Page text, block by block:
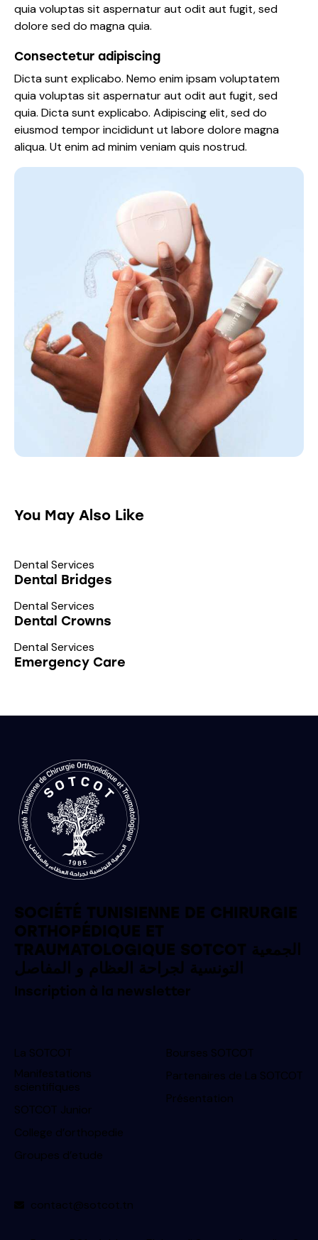
quia voluptas sit aspernatur aut odit aut fugit, sed
dolore sed do magna quia.
Consectetur adipiscing
Dicta sunt explicabo. Nemo enim ipsam voluptatem
quia voluptas sit aspernatur aut odit aut fugit, sed
quia. Dicta sunt explicabo. Adipiscing elit, sed do
eiusmod tempor incididunt ut labore dolore magna
aliqua. Ut enim ad minim veniam quis nostrud.
You May Also Like
Dental Services
Dental Bridges
Dental Services
Dental Crowns
Dental Services
Emergency Care
SOCIÉTÉ TUNISIENNE DE CHIRURGIE
ORTHOPÉDIQUE ET
TRAUMATOLOGIQUE SOTCOT الجمعية
التونسية لجراحة العظام و المفاصل
Inscription à la newsletter
La SOTCOT
Manifestations
scientifiques
SOTCOT Junior
College d’orthopedie
Groupes d’etude
Bourses SOTCOT
Partenaires de La SOTCOT
Présentation
contact@sotcot.tn